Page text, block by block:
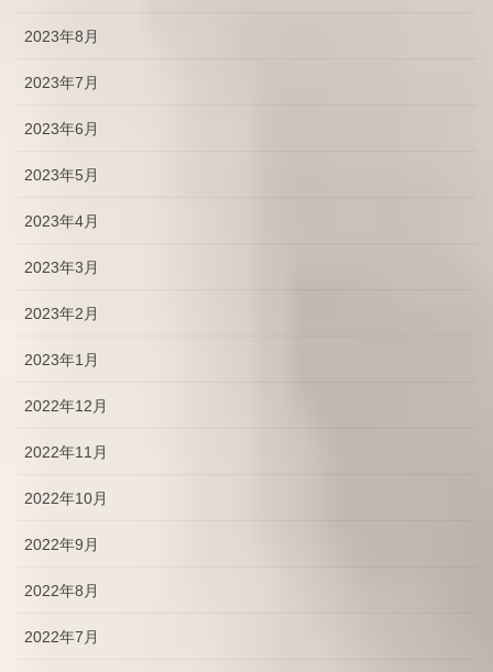
2023年8月
2023年7月
2023年6月
2023年5月
2023年4月
2023年3月
2023年2月
2023年1月
2022年12月
2022年11月
2022年10月
2022年9月
2022年8月
2022年7月